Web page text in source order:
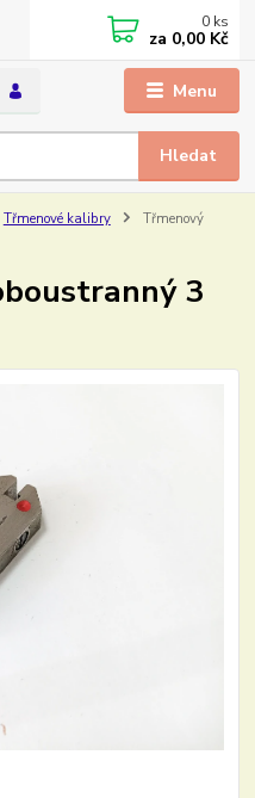
Menu
Hledat
0 ks
za 0,00 Kč
Třmenové kalibry
Třmenový
3